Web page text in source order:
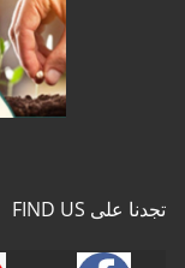
تجدنا على FIND US